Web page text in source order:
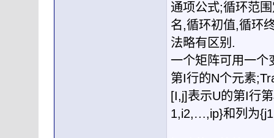
通项公式;循环范
名,循环初值,循环
法略有区别 .
一个矩阵可用一个
第I行的N个元素
[I,j]表示U的第I行第
1,i2,…,ip}和列为